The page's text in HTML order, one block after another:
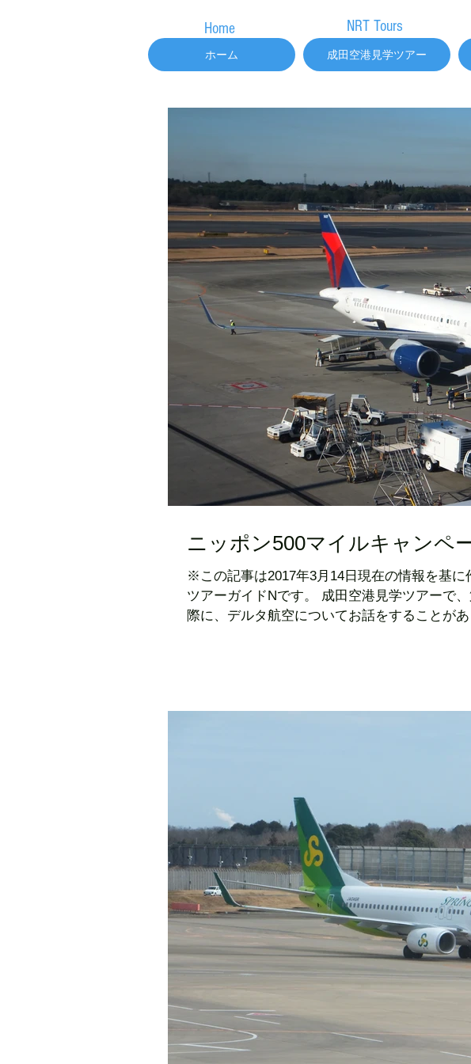
ホーム 成田空港見学ツアー
Home NRT Tours
ニッポン500マイルキャンペ
※この記事は2017年3月14日現在の情報を基に
ツアーガイドNです。 成田空港見学ツアーで
際に、デルタ航空についてお話をすることが